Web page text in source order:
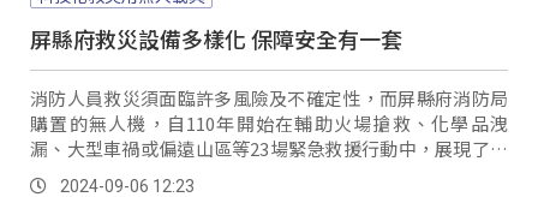
屏縣府救災設備多樣化 保障安全有一套
消防人員救災須面臨許多風險及不確定性，而屏縣府消防局
購置的無人機，自110年開始在輔助火場搶救、化學品洩
漏、大型車禍或偏遠山區等23場緊急救援行動中，展現了卓
越的效能。
2024-09-06 12:23